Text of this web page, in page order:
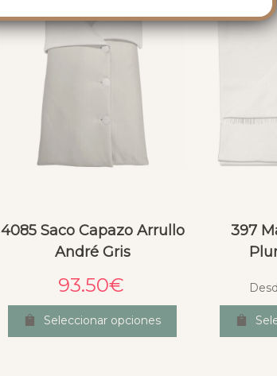
4085 Saco Capazo Arrullo
André Gris
93.50€
Seleccionar opciones
397